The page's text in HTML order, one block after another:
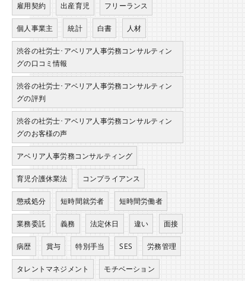
雇用契約 出産育児 フリーランス
個人事業主 統計 白書 人材
渋谷の社労士･アベリア人事労務コンサルティン
グの口コミ情報
渋谷の社労士･アベリア人事労務コンサルティン
グの評判
渋谷の社労士･アベリア人事労務コンサルティン
グのお客様の声
アベリア人事労務コンサルティング
育児介護休業法 コンプライアンス
懲戒処分 短時間就労者 短時間労働者
業務委託 義務 法定休日 違い 面接
病歴 賞与 特別手当 SES 労務管理
タレントマネジメント モチベーション